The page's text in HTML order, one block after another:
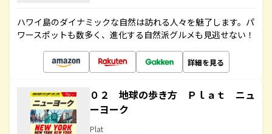
ハワイ島のダイナミックな自然は訪れる人々を魅了します。パ
ワースポットも数多く、進化する自然派グルメも見逃せない！
詳細を見る
０２ 地球の歩き方 Ｐｌａｔ ニュ
ーヨーク
Plat